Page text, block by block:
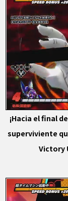
¡Hacia el final
superviviente
Victory